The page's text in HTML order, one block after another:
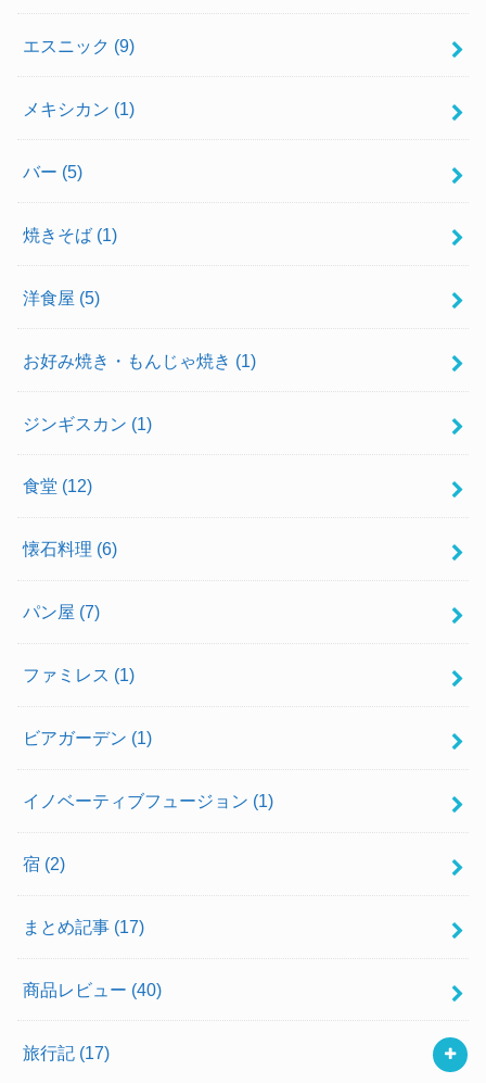
エスニック (9)
メキシカン (1)
バー (5)
焼きそば (1)
洋食屋 (5)
お好み焼き・もんじゃ焼き (1)
ジンギスカン (1)
食堂 (12)
懐石料理 (6)
パン屋 (7)
ファミレス (1)
ビアガーデン (1)
イノベーティブフュージョン (1)
宿 (2)
まとめ記事 (17)
商品レビュー (40)
旅行記 (17)